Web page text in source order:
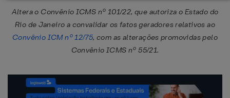
Altera o Convênio ICMS nº 101/22, que autoriza o Estado do
Rio de Janeiro a convalidar os fatos geradores relativos ao
Convênio ICM nº 12/75, com as alterações promovidas pelo
Convênio ICMS nº 55/21.